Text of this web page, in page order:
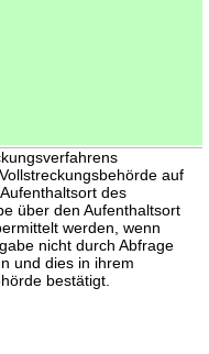
auf
des
über den Aufenthaltsort
werden, wenn
nicht durch Abfrage
und dies in ihrem
bestätigt.